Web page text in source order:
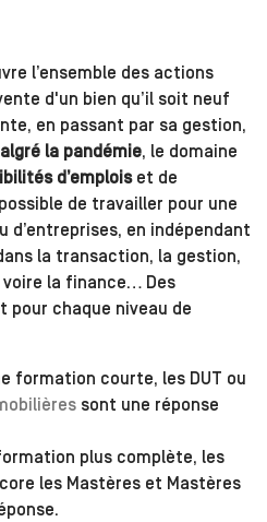
l’ensemble des actions
d'un bien qu’il soit neuf
en passant par sa gestion,
la pandémie, le domaine
d’emploiset de
de travailler pour une
en indépendant
la transaction, la gestion,
la finance… Des
pour chaque niveau de
formation courte, les DUT ou
sont une réponse
plus complète, les
les Mastères et Mastères